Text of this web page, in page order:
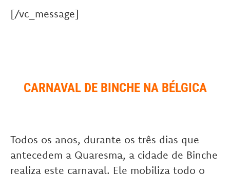
[/vc_message]
CARNAVAL DE BINCHE NA BÉLGICA
Todos os anos, durante os três dias que
antecedem a Quaresma, a cidade de Binche
realiza este carnaval. Ele mobiliza todo o